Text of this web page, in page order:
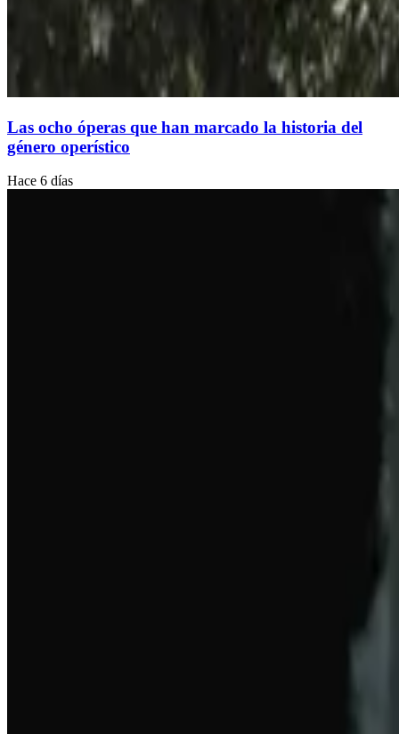
Las ocho óperas que han marcado la historia del
género operístico
Hace 6 días